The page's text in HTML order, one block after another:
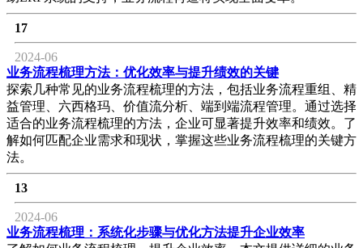
17
2024-06
业务流程梳理方法：优化效率与提升绩效的关键
探索几种常见的业务流程梳理的方法，包括业务流程重组、精
益管理、六西格玛、价值流分析、端到端流程管理。通过选择
适合的业务流程梳理的方法，企业可显著提升效率和绩效。了
解如何匹配企业需求和现状，掌握这些业务流程梳理的关键方
法。
13
2024-06
业务流程梳理：系统化步骤与优化方法提升企业效率